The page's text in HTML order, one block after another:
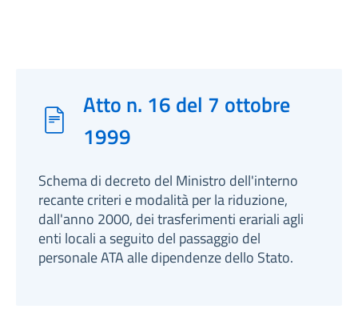
Atto n. 16 del 7 ottobre
1999
Schema di decreto del Ministro dell'interno
recante criteri e modalità per la riduzione,
dall'anno 2000, dei trasferimenti erariali agli
enti locali a seguito del passaggio del
personale ATA alle dipendenze dello Stato.